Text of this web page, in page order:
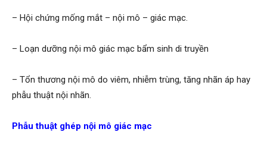
– Hội chứng mống mắt – nội mô – giác mạc.
– Loạn dưỡng nội mô giác mạc bẩm sinh di truyền
– Tổn thương nội mô do viêm, nhiễm trùng, tăng nhãn áp hay
phẫu thuật nội nhãn.
Phẫu thuật ghép nội mô giác mạc